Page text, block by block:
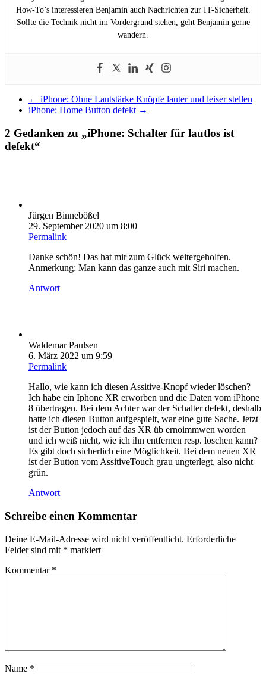
How-To’s interessieren Benjamin auch Nachrichten zur IT-Sicherheit.
Sollte die Technik nicht im Vordergrund stehen, geht Benjamin gerne
wandern.
← iPhone: Ohne Lautstärke Knöpfe lauter und leiser stellen
iPhone: Home Button defekt →
2 Gedanken zu „iPhone: Schalter für lautlos ist
defekt“
Jürgen Binnebößel
29. September 2020 um 8:00
Permalink
Danke schön! Das hat mir zum Glück weitergeholfen.
Anmerkung: Man kann das ganze auch mit Siri machen.
Antwort
Waldemar Paulsen
6. März 2022 um 9:59
Permalink
Hallo, wie kann ich diesen Assitive-Knopf wieder löschen?
Ich habe ein Iphone XR erworben und die Daten vom iPhone
8 übertragen. Bei dem Achter war der Schalter defekt, deshalb
hatte ich diesen Button aufgespielt, war eine gute Sache. Jetzt
ist der Button jedoch auf das XR üb ernoimmwen worden
und ich weiß nicht, wie ich ihn entfernen resp. löschen kann?
Es gibt doch sicherlich eine Möglichkeit. Bei dem neuen XR
ist der Button vom AssitiveTouch grau ungterlegt, also nicht
grün.
Antwort
Schreibe einen Kommentar
Deine E-Mail-Adresse wird nicht veröffentlicht. Erforderliche
Felder sind mit * markiert
Kommentar *
Name *